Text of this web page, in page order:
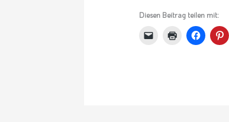
Diesen Beitrag teilen mit: